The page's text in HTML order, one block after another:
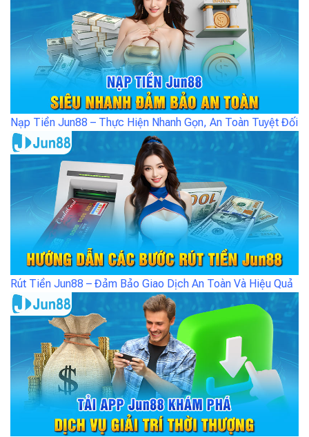
Nạp Tiền Jun88 – Thực Hiện Nhanh Gọn, An Toàn Tuyệt Đối
Rút Tiền Jun88 – Đảm Bảo Giao Dịch An Toàn Và Hiệu Quả